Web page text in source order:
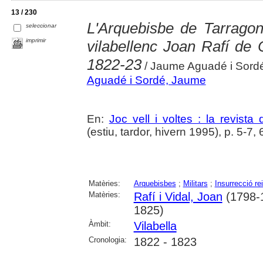
13 / 230
seleccionar
imprimir
L'Arquebisbe de
vilabellenc Joan Rafí de
1822-23/ Jaume Aguadé i
Aguadé i Sordé, Jaume
En: Joc vell i voltes : la revista
(estiu, tardor, hivern 1995), p. 5-7,
Matèries: Arquebisbes ; Militars ; Insurrecció
Matèries:
Rafí i Vidal, Joan
1825)
Àmbit: Vilabella
Cronologia: 1822 - 1823